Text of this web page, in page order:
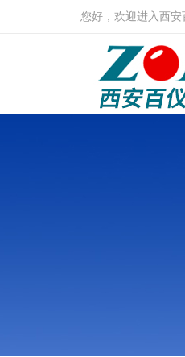
您好，欢迎进入西安